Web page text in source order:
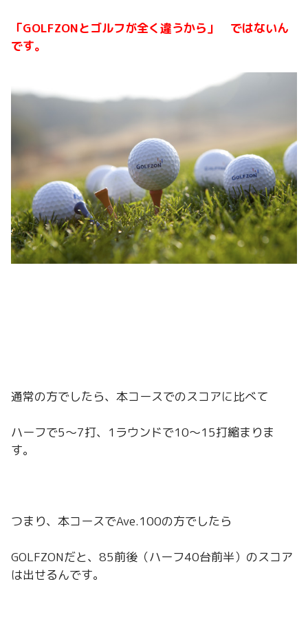
「GOLFZONとゴルフが全く違うから」 ではないん
です。
通常の方でしたら、本コースでのスコアに比べて
ハーフで5～7打、1ラウンドで10～15打縮まりま
す。
つまり、本コースでAve.100の方でしたら
GOLFZONだと、85前後（ハーフ40台前半）のスコア
は出せるんです。